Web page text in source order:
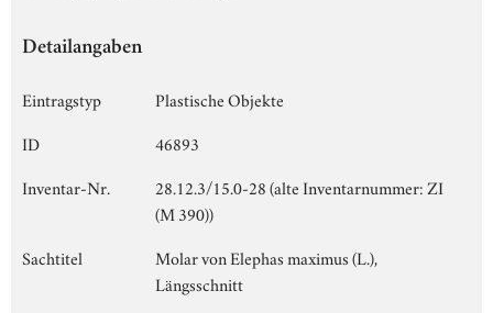
Detailangaben
Eintragstyp
Plastische Objekte
ID
46893
Inventar-Nr.
28.12.3/15.0-28 (alte Inventarnummer: ZI
(M 390))
Sachtitel
Molar von Elephas maximus (L.),
Längsschnitt